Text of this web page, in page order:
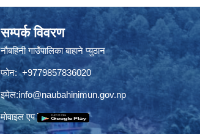
सम्पर्क विवरण
नौबहिनी गाउँपालिका बाहाने प्युठान
फोन: +9779857836020
इमेल:info@naubahinimun.gov.np
माेवाइल एप